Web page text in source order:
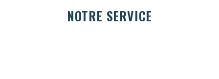
NOTRE SERVICE